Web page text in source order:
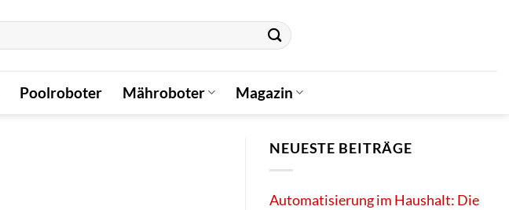
Poolroboter Mähroboter Magazin
NEUESTE BEITRÄGE
Automatisierung im Haushalt: Die